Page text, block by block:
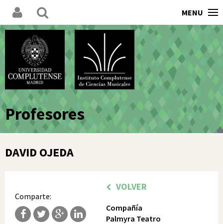
MENU
Profesores
DAVID OJEDA
Comparte:
VOLVER
Compañía
Palmyra Teatro